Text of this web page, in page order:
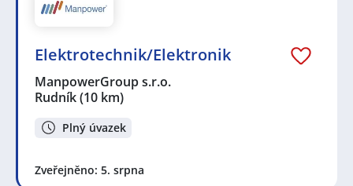
Elektrotechnik/Elektronik
ManpowerGroup s.r.o.
Rudník(10 km)
Plný úvazek
Zveřejněno: 5. srpna